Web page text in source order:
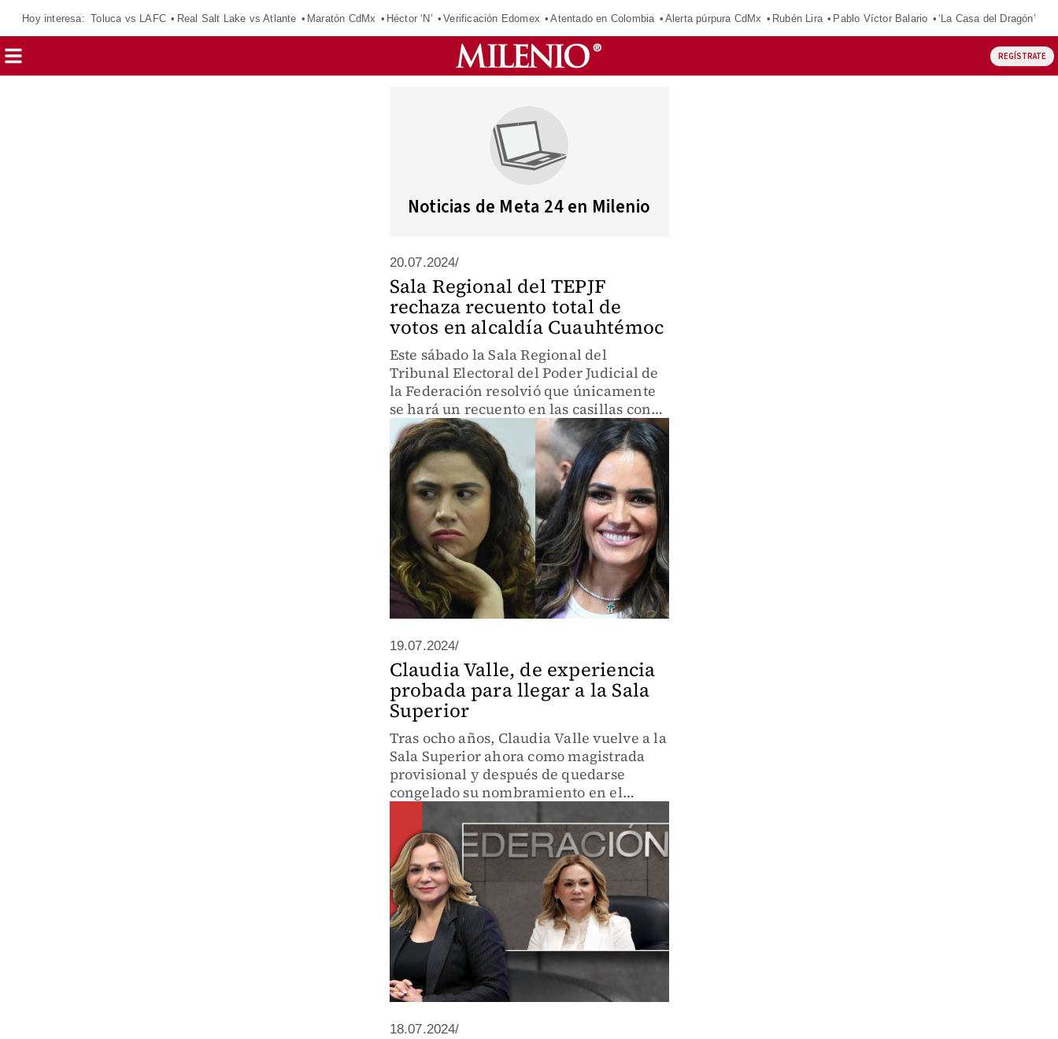
Hoy interesa: Toluca vs LAFC Real Salt Lake vs Atlante Maratón CdMx Héctor ‘N’ Verificación Edomex Atentado en Colombia Alerta púrpura CdMx Rubén Lira Pablo Víctor Balario ‘La Casa del Dragón’
REGÍSTRATE
Noticias de Meta 24 en Milenio
20.07.2024/
Sala Regional del TEPJF
rechaza recuento total de
votos en alcaldía Cuauhtémoc
Este sábado la Sala Regional del
Tribunal Electoral del Poder Judicial de
la Federación resolvió que únicamente
se hará un recuento en las casillas con
irregularidades.
19.07.2024/
Claudia Valle, de experiencia
probada para llegar a la Sala
Superior
Tras ocho años, Claudia Valle vuelve a la
Sala Superior ahora como magistrada
provisional y después de quedarse
congelado su nombramiento en el
silla.
18.07.2024/